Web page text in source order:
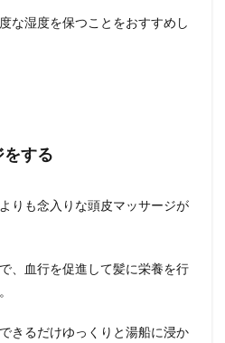
な湿度を保つことをおすすめし
する
りも念入りな頭皮マッサージが
、血行を促進して髪に栄養を行
きるだけゆっくりと湯船に浸か